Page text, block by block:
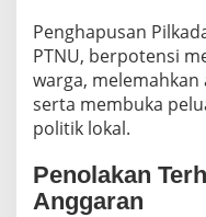
Penghapusan
PTNU, berpotensi
warga,
serta membuka
politik lokal.
Penolakan
Anggaran